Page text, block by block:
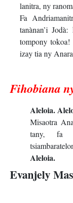
lanitra, ny
Fa
tanànan’i
tompony
izay tia ny
Fihobiana
Aleloia.
Misaotra
tany, fa
Aleloia.
Evanjely